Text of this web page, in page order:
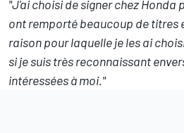
"J'ai choisi de signer chez Honda
ont remporté beaucoup de titres
raison pour laquelle je les ai
si je suis très reconnaissant
intéressées à moi."